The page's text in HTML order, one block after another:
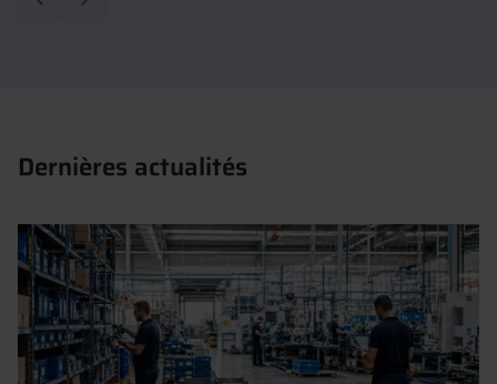
Dernières actualités